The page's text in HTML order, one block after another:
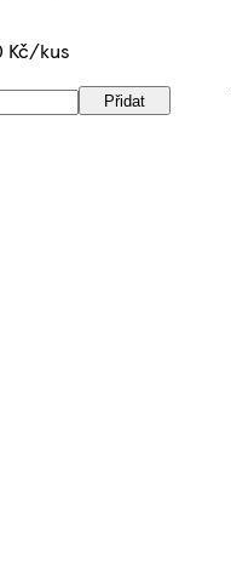
Kč/kus
Přidat